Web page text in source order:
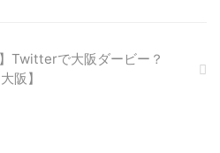
デジっち が行く！2019」に #サ
Twitterで大阪ダービー？
阪】